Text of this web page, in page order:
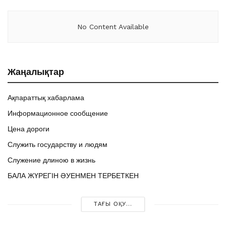
No Content Available
Жаңалықтар
Ақпараттық хабарлама
Информационное сообщение
Цена дороги
Служить государству и людям
Служение длиною в жизнь
БАЛА ЖҮРЕГІН ӘУЕНМЕН ТЕРБЕТКЕН
ТАҒЫ ОҚУ...